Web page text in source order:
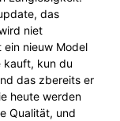
das
niet
nieuw Model
kauft, kun du
das zbereits er
heute werden
Qualität, und